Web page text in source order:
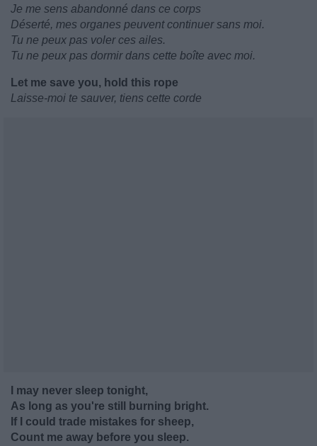
Je me sens abandonné dans ce corps
Déserté, mes organes peuvent continuer sans moi.
Tu ne peux pas voler ces ailes.
Tu ne peux pas dormir dans cette boîte avec moi.
Let me save you, hold this rope
Laisse-moi te sauver, tiens cette corde
I may never sleep tonight,
As long as you're still burning bright.
If I could trade mistakes for sheep,
Count me away before you sleep.